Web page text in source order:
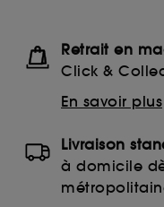
Retrait en
Click &
En savoir plus
Livraison
à domicile